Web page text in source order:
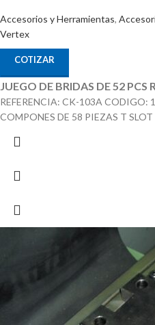
Accesorios y Herramientas,
Vertex
COTIZAR
JUEGO DE BRIDAS DE 52 PCS
REFERENCIA: CK-103A CODIGO:
COMPONES DE 58 PIEZAS T